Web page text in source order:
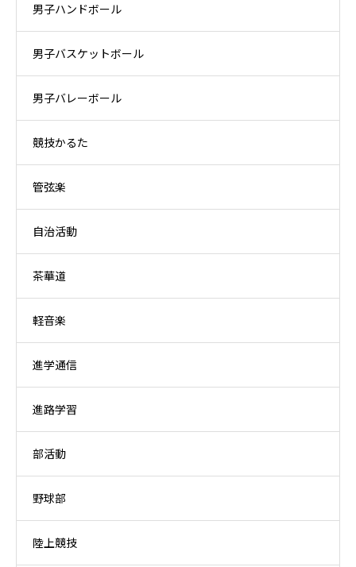
男子ハンドボール
男子バスケットボール
男子バレーボール
競技かるた
管弦楽
自治活動
茶華道
軽音楽
進学通信
進路学習
部活動
野球部
陸上競技